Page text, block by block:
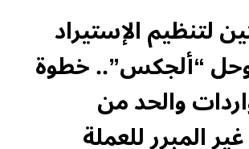
لتنظيم الإستيراد
“ألجكس”.. خطوة
والحد من
المبرر للعملة